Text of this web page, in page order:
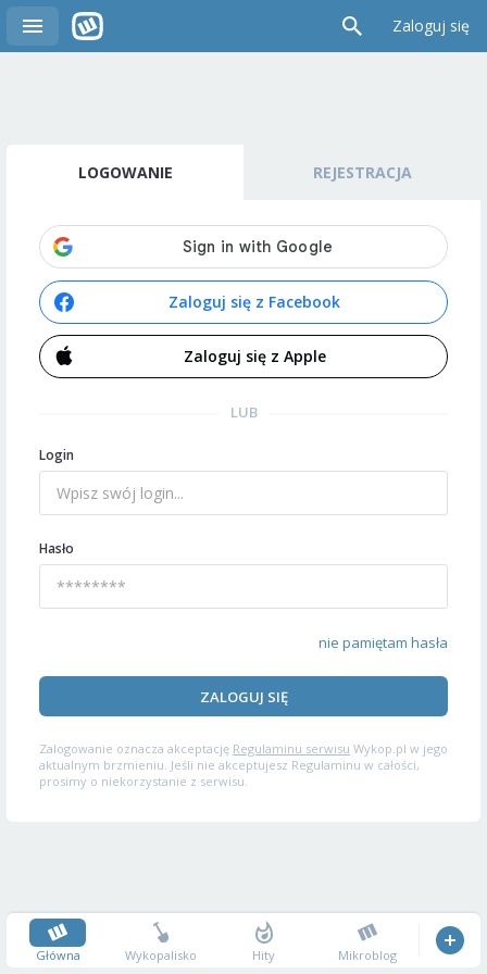
Zaloguj się
LOGOWANIE REJESTRACJA
Zaloguj się z Facebook
Zaloguj się z Apple
LUB
Login
Hasło
nie pamiętam hasła
ZALOGUJ SIĘ
Zalogowanie oznacza akceptację Regulaminu serwisu Wykop.pl w jego
aktualnym brzmieniu. Jeśli nie akceptujesz Regulaminu w całości,
prosimy o niekorzystanie z serwisu.
Główna Wykopalisko Hity Mikroblog